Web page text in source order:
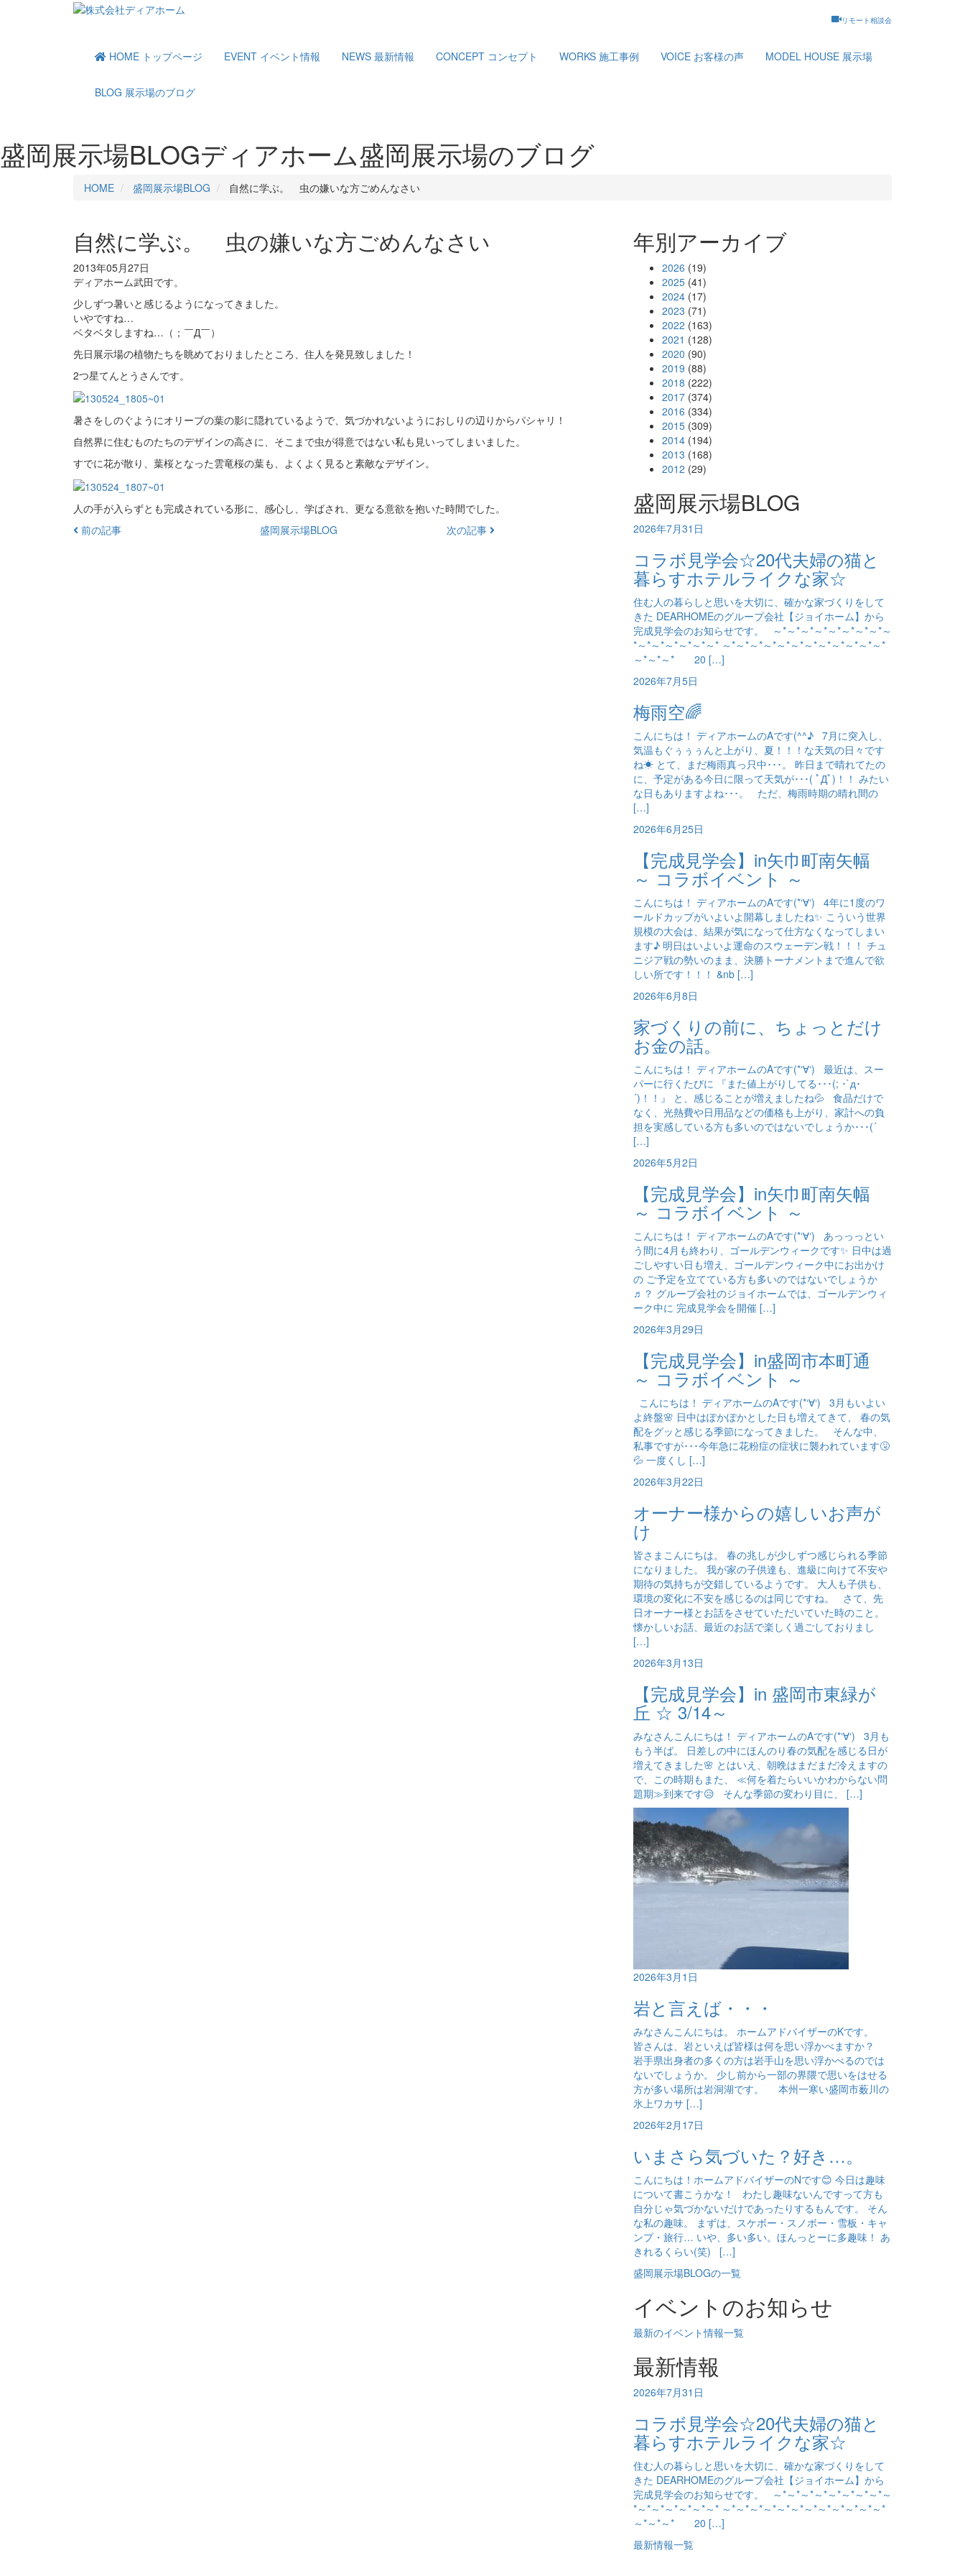
リモート相談会
HOME トップページ EVENT イベント情報 NEWS 最新情報 CONCEPT コンセプト WORKS 施工事例 VOICE お客様の声 MODEL HOUSE 展示場
BLOG 展示場のブログ
盛岡展示場BLOGディアホーム盛岡展示場のブログ
HOME 盛岡展示場BLOG 自然に学ぶ。 虫の嫌いな方ごめんなさい
自然に学ぶ。 虫の嫌いな方ごめんなさい
2013年05月27日
ディアホーム武田です。
少しずつ暑いと感じるようになってきました。
いやですね…
ベタベタしますね…（；￣Д￣）
先日展示場の植物たちを眺めておりましたところ、住人を発見致しました！
2つ星てんとうさんです。
暑さをしのぐようにオリーブの葉の影に隠れているようで、気づかれないようにおしりの辺りからパシャリ！
自然界に住むものたちのデザインの高さに、そこまで虫が得意ではない私も見いってしまいました。
すでに花が散り、葉桜となった雲竜桜の葉も、よくよく見ると素敵なデザイン。
人の手が入らずとも完成されている形に、感心し、学ばされ、更なる意欲を抱いた時間でした。
前の記事
盛岡展示場BLOG 次の記事
年別アーカイブ
2026 (19)
2025 (41)
2024 (17)
2023 (71)
2022 (163)
2021 (128)
2020 (90)
2019 (88)
2018 (222)
2017 (374)
2016 (334)
2015 (309)
2014 (194)
2013 (168)
2012 (29)
盛岡展示場BLOG
2026年7月31日
コラボ見学会☆20代夫婦の猫と
暮らすホテルライクな家☆
住む人の暮らしと思いを大切に、確かな家づくりをして
きた DEARHOMEのグループ会社【ジョイホーム】から
完成見学会のお知らせです。 ～*～*～*～*～*～*～*～*～
*～*～*～*～*～*～* ～*～*～*～*～*～*～*～*～*～*～*～*
～*～*～* 20 […]
2026年7月5日
梅雨空🌈
こんにちは！ ディアホームのAです(^^♪ 7月に突入し、
気温もぐぅぅぅんと上がり、夏！！！な天気の日々です
ね☀ とて、まだ梅雨真っ只中･･･。 昨日まで晴れてたの
に、予定がある今日に限って天気が･･･( ﾟДﾟ)！！ みたい
な日もありますよね･･･。 ただ、梅雨時期の晴れ間の
[…]
2026年6月25日
【完成見学会】in矢巾町南矢幅
～ コラボイベント ～
こんにちは！ ディアホームのAです(*‘∀‘) 4年に1度のワ
ールドカップがいよいよ開幕しましたね✨ こういう世界
規模の大会は、結果が気になって仕方なくなってしまい
ます♪ 明日はいよいよ運命のスウェーデン戦！！！ チュ
ニジア戦の勢いのまま、決勝トーナメントまで進んで欲
しい所です！！！ &nb […]
2026年6月8日
家づくりの前に、ちょっとだけ
お金の話。
こんにちは！ ディアホームのAです(*‘∀‘) 最近は、スー
パーに行くたびに 『また値上がりしてる･･･(; ･`д･
´)！！』 と、感じることが増えましたね💦 食品だけで
なく、光熱費や日用品などの価格も上がり、家計への負
担を実感している方も多いのではないでしょうか･･･(´
[…]
2026年5月2日
【完成見学会】in矢巾町南矢幅
～ コラボイベント ～
こんにちは！ ディアホームのAです(*‘∀‘) あっっっとい
う間に4月も終わり、ゴールデンウィークです✨ 日中は過
ごしやすい日も増え、ゴールデンウィーク中にお出かけ
の ご予定を立てている方も多いのではないでしょうか
♬？ グループ会社のジョイホームでは、ゴールデンウィ
ーク中に 完成見学会を開催 […]
2026年3月29日
【完成見学会】in盛岡市本町通
～ コラボイベント ～
こんにちは！ ディアホームのAです(*‘∀‘) 3月もいよい
よ終盤🌸 日中はぽかぽかとした日も増えてきて、 春の気
配をグッと感じる季節になってきました。 そんな中、
私事ですが･･･今年急に花粉症の症状に襲われています🤧
💦 一度くし […]
2026年3月22日
オーナー様からの嬉しいお声が
け
皆さまこんにちは。 春の兆しが少しずつ感じられる季節
になりました。 我が家の子供達も、進級に向けて不安や
期待の気持ちが交錯しているようです。 大人も子供も、
環境の変化に不安を感じるのは同じですね。 さて、先
日オーナー様とお話をさせていただいていた時のこと。
懐かしいお話、最近のお話で楽しく過ごしておりまし
[…]
2026年3月13日
【完成見学会】in 盛岡市東緑が
丘 ☆ 3/14～
みなさんこんにちは！ ディアホームのAです(*‘∀‘) 3月も
もう半ば。 日差しの中にほんのり春の気配を感じる日が
増えてきました🌸 とはいえ、朝晩はまだまだ冷えますの
で、この時期もまた、 ≪何を着たらいいかわからない問
題期≫到来です😥 そんな季節の変わり目に、 […]
2026年3月1日
岩と言えば・・・
みなさんこんにちは。 ホームアドバイザーのKです。
皆さんは、岩といえば皆様は何を思い浮かべますか？
岩手県出身者の多くの方は岩手山を思い浮かべるのでは
ないでしょうか。 少し前から一部の界隈で思いをはせる
方が多い場所は岩洞湖です。 本州一寒い盛岡市薮川の
氷上ワカサ […]
2026年2月17日
いまさら気づいた？好き…。
こんにちは！ホームアドバイザーのNです😊 今日は趣味
について書こうかな！ わたし趣味ないんですって方も
自分じゃ気づかないだけであったりするもんです。 そん
な私の趣味。 まずは、スケボー・スノボー・雪板・キャ
ンプ・旅行… いや、多い多い。ほんっとーに多趣味！ あ
きれるくらい(笑) […]
盛岡展示場BLOGの一覧
イベントのお知らせ
最新のイベント情報一覧
最新情報
2026年7月31日
コラボ見学会☆20代夫婦の猫と
暮らすホテルライクな家☆
住む人の暮らしと思いを大切に、確かな家づくりをして
きた DEARHOMEのグループ会社【ジョイホーム】から
完成見学会のお知らせです。 ～*～*～*～*～*～*～*～*～
*～*～*～*～*～*～* ～*～*～*～*～*～*～*～*～*～*～*～*
～*～*～* 20 […]
最新情報一覧